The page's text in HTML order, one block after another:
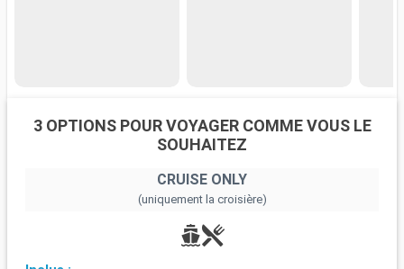
3 OPTIONS POUR VOYAGER COMME VOUS LE
SOUHAITEZ
CRUISE ONLY
(uniquement la croisière)